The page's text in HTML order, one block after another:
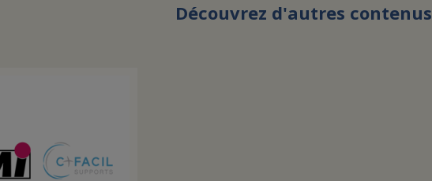
Découvrez d'autres contenus